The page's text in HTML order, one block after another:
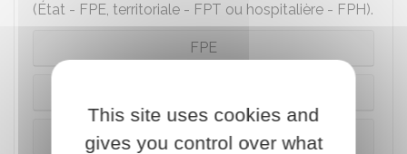
(État - FPE, territoriale - FPT ou hospitalière - FPH).
FPE
FPH
This site uses cookies and
gives you control over what